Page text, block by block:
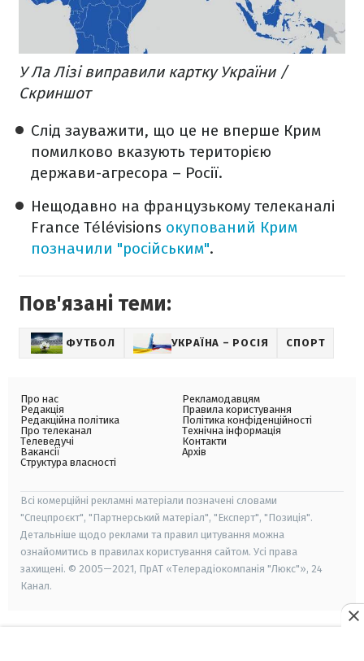
У Ла Лізі виправили картку України /
Скриншот
Слід зауважити, що це не вперше Крим
помилково вказують територією
держави-агресора – Росії.
Нещодавно на французькому телеканалі
France Télévisions окупований Крим
позначили "російським".
Пов'язані теми:
ФУТБОЛ УКРАЇНА – РОСІЯ СПОРТ
Про нас
Редакція
Редакційна політика
Про телеканал
Телеведучі
Вакансії
Структура власності
Рекламодавцям
Правила користування
Політика конфіденційності
Технічна інформація
Контакти
Архів
Всі комерційні рекламні матеріали позначені словами
"Спецпроєкт", "Партнерський матеріал", "Експерт", "Позиція".
Детальніше щодо реклами та правил цитування можна
ознайомитись в правилах користування сайтом. Усі права
захищені. © 2005—2021, ПрАТ «Телерадіокомпанія "Люкс"», 24
Канал.